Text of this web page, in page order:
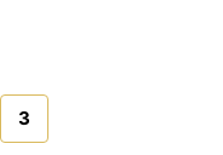
のページへ3